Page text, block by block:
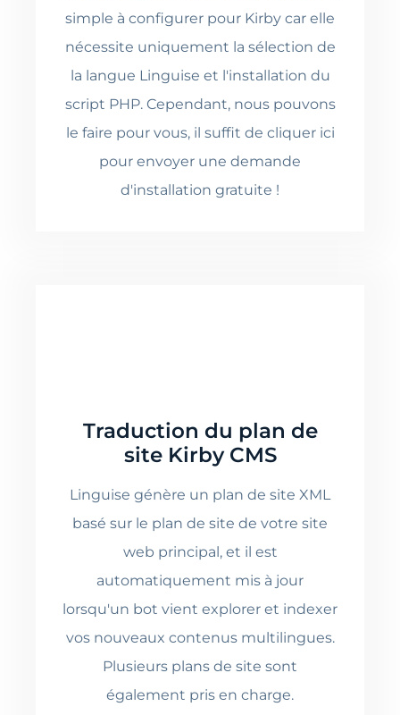
simple à configurer pour Kirby car elle
nécessite uniquement la sélection de
la langue Linguise et l'installation du
script PHP. Cependant, nous pouvons
le faire pour vous, il suffit de cliquer ici
pour envoyer une demande
d'installation gratuite !
Traduction du plan de
site Kirby CMS
Linguise génère un plan de site XML
basé sur le plan de site de votre site
web principal, et il est
automatiquement mis à jour
lorsqu'un bot vient explorer et indexer
vos nouveaux contenus multilingues.
Plusieurs plans de site sont
également pris en charge.